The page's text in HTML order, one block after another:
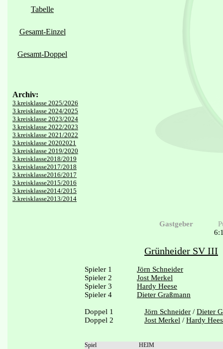
Tabelle
Gesamt-Einzel
Gesamt-Doppel
Archiv:
3.kreisklasse 2025/2026
3.kreisklasse 2024/2025
3.kreisklasse 2023/2024
3.kreisklasse 2022/2023
3.kreisklasse 2021/2022
3.kreisklasse 20202021
3.kreisklasse 2019/2020
3.kreisklasse2018/2019
3.kreisklasse2017/2018
3.kreisklasse2016/2017
3.kreisklasse2015/2016
3.kreisklasse2014/2015
3.kreisklasse2013/2014
Gastgeber
Grünheider SV III
Spieler 1
Jörn Schneider
Spieler 2
Jost Merkel
Spieler 3
Hardy Heese
Spieler 4
Dieter Graßmann
Doppel 1 Jörn Schneider / Dieter
Doppel 2
Jost Merkel / Hardy
Spiel
HEIM